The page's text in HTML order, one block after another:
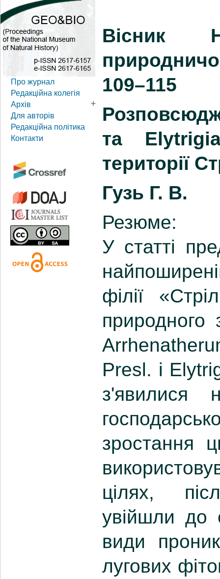
Вісник
109–115
та
території
Гузь Г. В.
Резюме:
У статті
філії
Presl. і
з'явилися
зростання
цілях,
увійшли до
види
лугових